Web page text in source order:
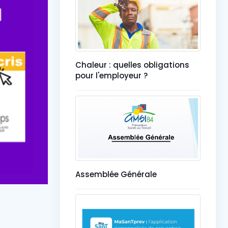
Chaleur : quelles obligations
pour l'employeur ?
Assemblée Générale